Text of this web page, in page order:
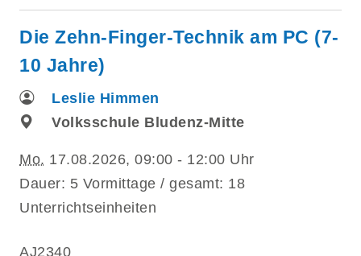
Die Zehn-Finger-Technik am PC (7-
10 Jahre)
Leslie Himmen
Volksschule Bludenz-Mitte
Mo. 17.08.2026, 09:00 - 12:00 Uhr
Dauer: 5 Vormittage / gesamt: 18
Unterrichtseinheiten
AJ2340